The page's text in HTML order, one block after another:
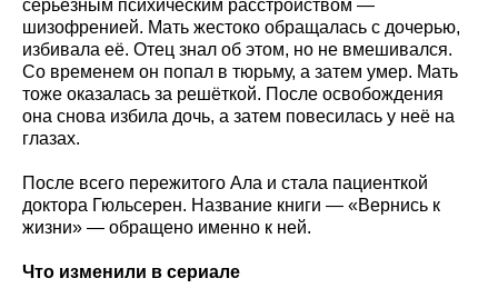
серьёзным психическим расстройством —
шизофренией. Мать жестоко обращалась с дочерью,
избивала её. Отец знал об этом, но не вмешивался.
Со временем он попал в тюрьму, а затем умер. Мать
тоже оказалась за решёткой. После освобождения
она снова избила дочь, а затем повесилась у неё на
глазах.
После всего пережитого Ала и стала пациенткой
доктора Гюльсерен. Название книги — «Вернись к
жизни» — обращено именно к ней.
Что изменили в сериале